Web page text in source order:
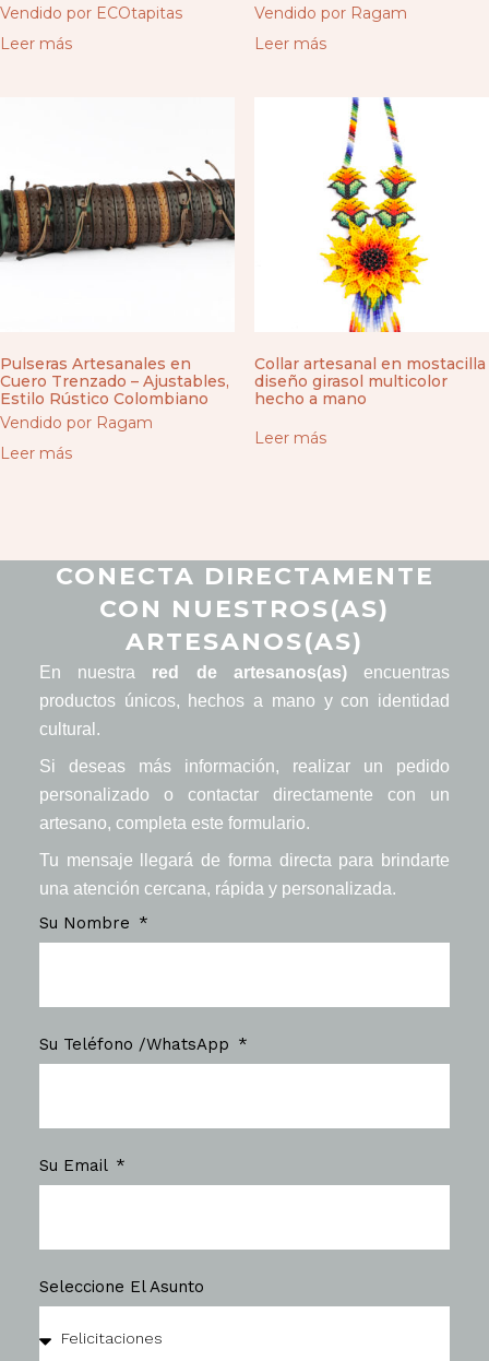
Vendido por ECOtapitas
Leer más
Vendido por Ragam
Leer más
Pulseras Artesanales en
Cuero Trenzado – Ajustables,
Estilo Rústico Colombiano
Vendido por Ragam
Leer más
Collar artesanal en mostacilla
diseño girasol multicolor
hecho a mano
Leer más
CONECTA DIRECTAMENTE
CON NUESTROS(AS)
ARTESANOS(AS)
En nuestra red de artesanos(as)encuentras
productos únicos, hechos a mano y con identidad
cultural.
Si deseas más información, realizar un pedido
personalizado o contactar directamente con un
artesano, completa este formulario.
Tu mensaje llegará de forma directa para brindarte
una atención cercana, rápida y personalizada.
Su Nombre
Su Teléfono /WhatsApp
Su Email
Seleccione El Asunto